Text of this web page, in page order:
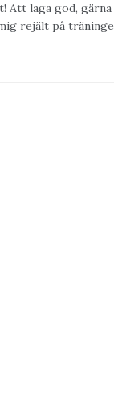
Att laga god,
rejält på